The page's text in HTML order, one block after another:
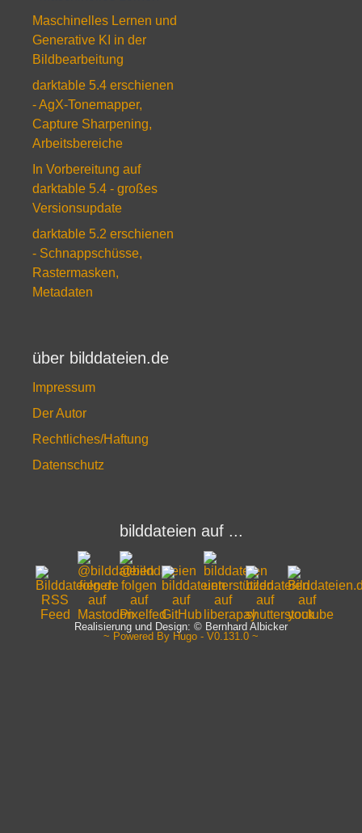
Maschinelles Lernen und
Generative KI in der
Bildbearbeitung
darktable 5.4 erschienen
- AgX-Tonemapper,
Capture Sharpening,
Arbeitsbereiche
In Vorbereitung auf
darktable 5.4 - großes
Versionsupdate
darktable 5.2 erschienen
- Schnappschüsse,
Rastermasken,
Metadaten
über bilddateien.de
Impressum
Der Autor
Rechtliches/Haftung
Datenschutz
bilddateien auf ...
Realisierung und Design: © Bernhard Albicker
~ Powered By Hugo - V0.131.0 ~